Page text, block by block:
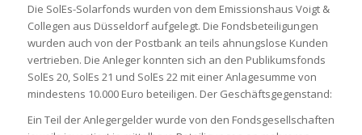
Die SolEs-Solarfonds wurden von dem Emissionshaus Voigt &
Collegen aus Düsseldorf aufgelegt. Die Fondsbeteiligungen
wurden auch von der Postbank an teils ahnungslose Kunden
vertrieben. Die Anleger konnten sich an den Publikumsfonds
SolEs 20, SolEs 21 und SolEs 22 mit einer Anlagesumme von
mindestens 10.000 Euro beteiligen. Der Geschäftsgegenstand:
Ein Teil der Anlegergelder wurde von den Fondsgesellschaften